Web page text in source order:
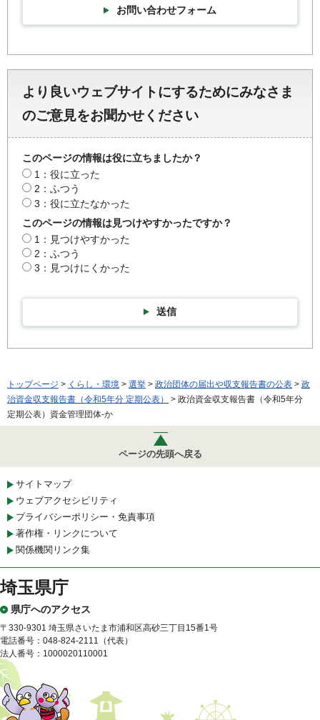
お問い合わせフォーム
より良いウェブサイトにするためにみなさま
のご意見をお聞かせください
このページの情報は役に立ちましたか？
1：役に立った
2：ふつう
3：役に立たなかった
このページの情報は見つけやすかったですか？
1：見つけやすかった
2：ふつう
3：見つけにくかった
送信
トップページ > くらし・環境 > 選挙 > 政治団体の届出や収支報告書の公表 > 政
治資金収支報告書（令和5年分 定期公表）
> 政治資金収支報告書（令和5年分
定期公表）資金管理団体-か
ページの先頭へ戻る
サイトマップ
ウェブアクセシビリティ
プライバシーポリシー・免責事項
著作権・リンクについて
関係機関リンク集
埼玉県庁
県庁へのアクセス
〒330-9301 埼玉県さいたま市浦和区高砂三丁目15番1号
電話番号：048-824-2111（代表）
法人番号：1000020110001